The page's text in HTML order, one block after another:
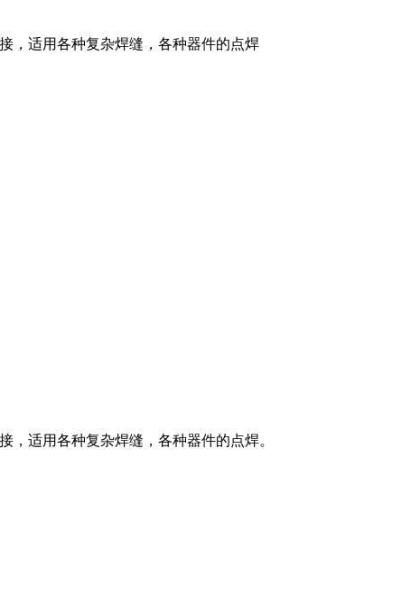
，适用各种复杂焊缝，各种器件的点焊
适用各种复杂焊缝，各种器件的点焊。